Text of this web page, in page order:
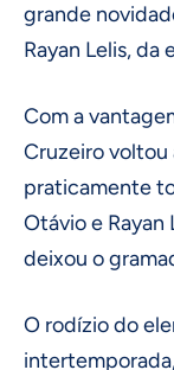
grande
Rayan Lelis, da
Com a
Cruzeiro voltou
praticamente
Otávio e Rayan
deixou o
O rodízio do